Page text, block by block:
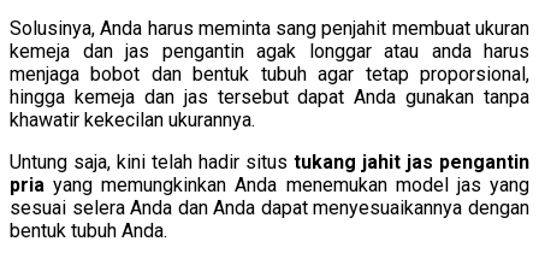
Solusinya, Anda harus meminta sang penjahit membuat ukuran
kemeja dan jas pengantin agak longgar atau anda harus
menjaga bobot dan bentuk tubuh agar tetap proporsional,
hingga kemeja dan jas tersebut dapat Anda gunakan tanpa
khawatir kekecilan ukurannya.
Untung saja, kini telah hadir situs tukang jahit jas pengantin
pria yang memungkinkan Anda menemukan model jas yang
sesuai selera Anda dan Anda dapat menyesuaikannya dengan
bentuk tubuh Anda.